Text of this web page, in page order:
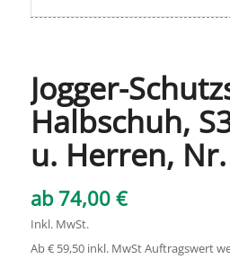
Jogger-
Halbschuh,
u. Herren,
ab 74,00 €
Inkl. MwSt.
Ab € 59,50 inkl. MwSt Auftragswert